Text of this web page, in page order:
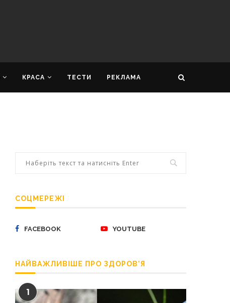
КРАСА ТЕСТИ РЕКЛАМА
СОЦМЕРЕЖІ
FACEBOOK YOUTUBE
НАЙВАЖЛИВІШЕ ПРО ЗДОРОВ’Я
1